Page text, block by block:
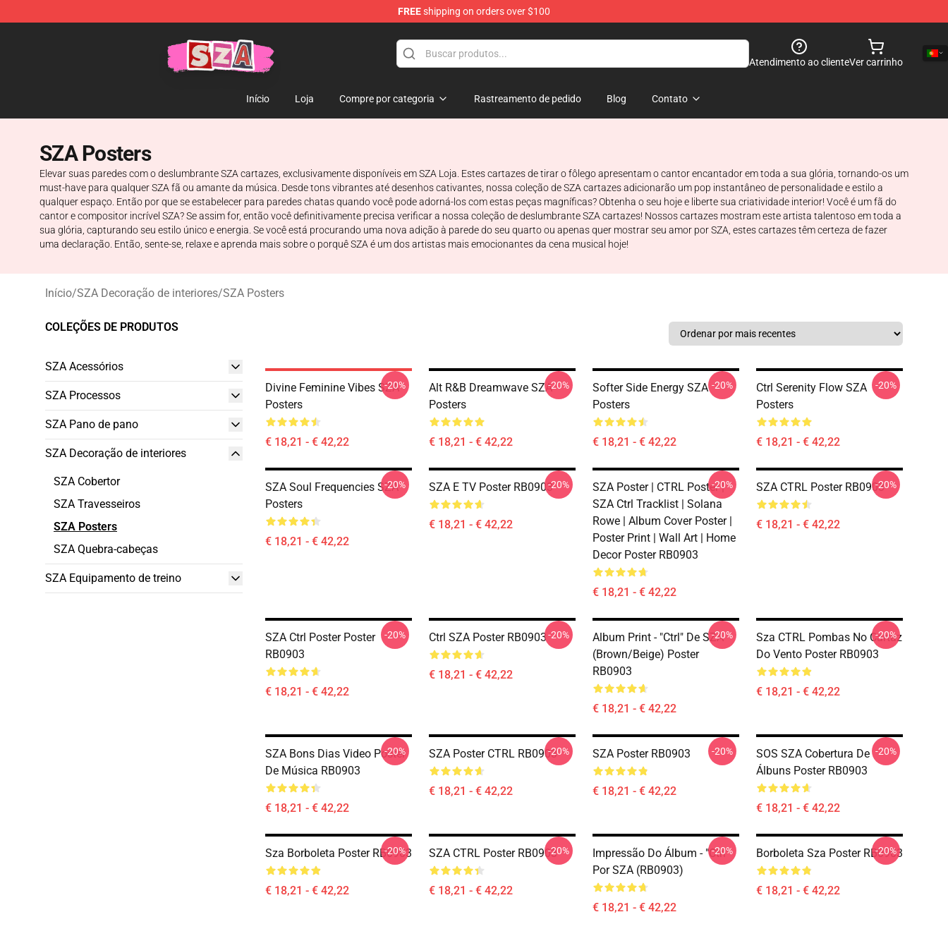
FREEshipping on orders over $100
Atendimento ao clienteVer carrinho
Início Loja Compre por categoria Rastreamento de pedido Blog Contato
SZA Posters
Elevar suas paredes com o deslumbrante SZA cartazes, exclusivamente disponíveis em SZA Loja. Estes cartazes de tirar o fôlego apresentam o cantor encantador em toda a sua glória, tornando-os um
must-have para qualquer SZA fã ou amante da música. Desde tons vibrantes até desenhos cativantes, nossa coleção de SZA cartazes adicionarão um pop instantâneo de personalidade e estilo a
qualquer espaço. Então por que se estabelecer para paredes chatas quando você pode adorná-los com estas peças magníficas? Obtenha o seu hoje e liberte sua criatividade interior! Você é um fã do
cantor e compositor incrível SZA? Se assim for, então você definitivamente precisa verificar a nossa coleção de deslumbrante SZA cartazes! Nossos cartazes mostram este artista talentoso em toda a
sua glória, capturando seu estilo único e energia. Se você está procurando uma nova adição à parede do seu quarto ou apenas quer mostrar seu amor por SZA, estes cartazes têm certeza de fazer
uma declaração. Então, sente-se, relaxe e aprenda mais sobre o porquê SZA é um dos artistas mais emocionantes da cena musical hoje!
Início/SZA Decoração de interiores/SZA Posters
COLEÇÕES DE PRODUTOS
SZA Acessórios
SZA Processos
SZA Pano de pano
SZA Decoração de interiores
SZA Cobertor
SZA Travesseiros
SZA Posters
SZA Quebra-cabeças
SZA Equipamento de treino
Divine Feminine Vibes SZA
Posters
€ 18,21 - € 42,22
-20%
Alt R&B Dreamwave SZA
Posters
€ 18,21 - € 42,22
-20%
Softer Side Energy SZA
Posters
€ 18,21 - € 42,22
-20%
Ctrl Serenity Flow SZA
Posters
€ 18,21 - € 42,22
-20%
SZA Soul Frequencies SZA
Posters
€ 18,21 - € 42,22
-20% SZA E TV Poster RB0903
€ 18,21 - € 42,22
-20%
SZA Poster | CTRL Poster |
SZA Ctrl Tracklist | Solana
Rowe | Album Cover Poster |
Poster Print | Wall Art | Home
Decor Poster RB0903
€ 18,21 - € 42,22
-20% SZA CTRL Poster RB0903
€ 18,21 - € 42,22
-20%
SZA Ctrl Poster Poster
RB0903
€ 18,21 - € 42,22
-20% Ctrl SZA Poster RB0903
€ 18,21 - € 42,22
-20%
Album Print - "Ctrl" De SZA
(Brown/Beige) Poster
RB0903
€ 18,21 - € 42,22
-20%
Sza CTRL Pombas No Cartaz
Do Vento Poster RB0903
€ 18,21 - € 42,22
-20%
SZA Bons Dias Video Poster
De Música RB0903
€ 18,21 - € 42,22
-20% SZA Poster CTRL RB0903
€ 18,21 - € 42,22
-20% SZA Poster RB0903
€ 18,21 - € 42,22
-20%
SOS SZA Cobertura De
Álbuns Poster RB0903
€ 18,21 - € 42,22
-20%
Sza Borboleta Poster RB0903
€ 18,21 - € 42,22
-20% SZA CTRL Poster RB0903
€ 18,21 - € 42,22
-20%
Impressão Do Álbum - "Ctrl"
Por SZA (RB0903)
€ 18,21 - € 42,22
-20% Borboleta Sza Poster RB0903
€ 18,21 - € 42,22
-20%